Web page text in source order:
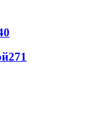
271